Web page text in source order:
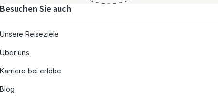
Besuchen Sie auch
Unsere Reiseziele
Über uns
Karriere bei erlebe
Blog